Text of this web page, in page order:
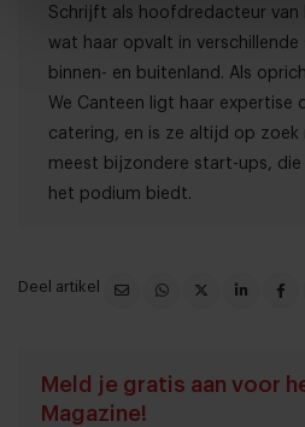
Schrijft als hoofdredacteur van
wat haar opvalt in
binnen- en buitenland. Als
We Canteen ligt haar expertise
catering, en is ze altijd op zoek
meest bijzondere start-ups,
het podium biedt.
Deel artikel
Meld je gratis aan voor
Magazine!